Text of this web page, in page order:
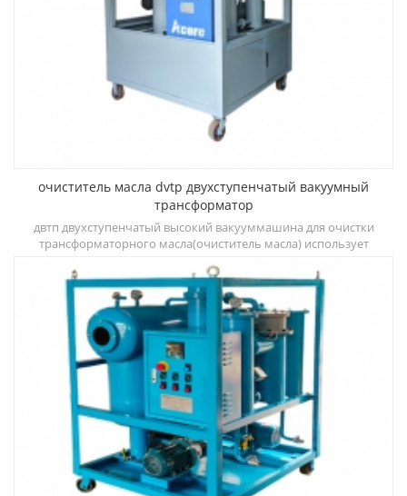
очиститель масла dvtp двухступенчатый вакуумный
трансформатор
двтп двухступенчатый высокий вакууммашина для очистки
трансформаторного масла(очиститель масла) использует
трехступенчатые системы фильтрации, которые могут быстро
улучшить диэлектрическую прочность, снизить содержание
воды, газа и частиц и других загрязнений.